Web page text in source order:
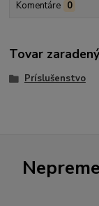
Komentáre 0
Tovar
Príslušenstvo